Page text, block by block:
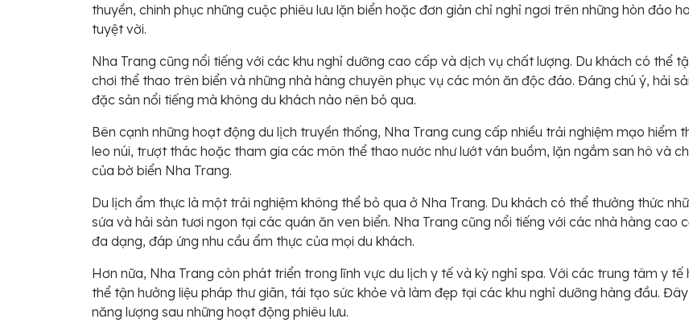
thuyền, chinh phục những cuộc phiêu lưu lặn biển hoặc đơn giản chỉ nghỉ ngơi trên những hòn đảo
tuyệt vời.
Nha Trang cũng nổi tiếng với các khu nghỉ dưỡng cao cấp và dịch vụ chất lượng. Du khách có thể
chơi thể thao trên biển và những nhà hàng chuyên phục vụ các món ăn độc đáo. Đáng chú ý, hải
đặc sản nổi tiếng mà không du khách nào nên bỏ qua.
Bên cạnh những hoạt động du lịch truyền thống, Nha Trang cung cấp nhiều trải nghiệm mạo hiểm
leo núi, trượt thác hoặc tham gia các môn thể thao nước như lướt ván buồm, lặn ngắm san hô và
của bờ biển Nha Trang.
Du lịch ẩm thực là một trải nghiệm không thể bỏ qua ở Nha Trang. Du khách có thể thưởng thức
sứa và hải sản tươi ngon tại các quán ăn ven biển. Nha Trang cũng nổi tiếng với các nhà hàng
đa dạng, đáp ứng nhu cầu ẩm thực của mọi du khách.
Hơn nữa, Nha Trang còn phát triển trong lĩnh vực du lịch y tế và kỳ nghỉ spa. Với các trung tâm y
thể tận hưởng liệu pháp thư giãn, tái tạo sức khỏe và làm đẹp tại các khu nghỉ dưỡng hàng đầu.
năng lượng sau những hoạt động phiêu lưu.